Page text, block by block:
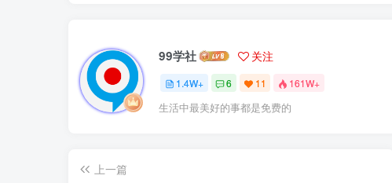
99学社 关注
1.4W+ 6 11 161W+
生活中最美好的事都是免费的
上一篇